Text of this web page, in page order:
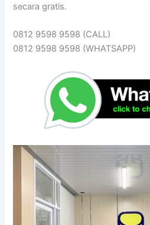
secara gratis.
0812 9598 9598 (CALL)
0812 9598 9598 (WHATSAPP)